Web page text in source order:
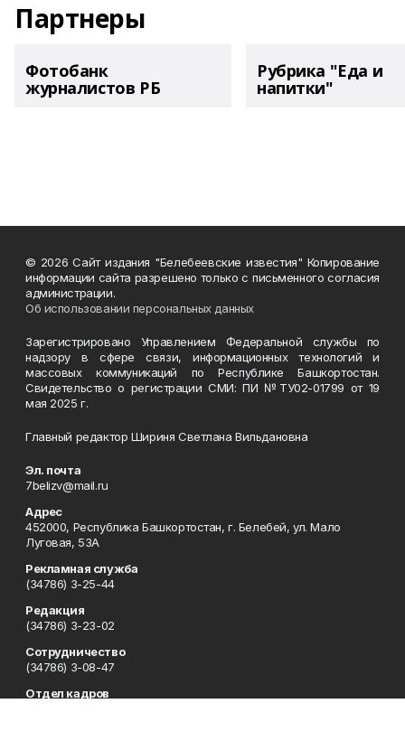
Партнеры
Фотобанк
журналистов РБ
Рубрика "Еда и
напитки"
© 2026 Сайт издания "Белебеевские известия" Копирование
информации сайта разрешено только с письменного согласия
администрации.
Об использовании персональных данных
Зарегистрировано Управлением Федеральной службы по
надзору в сфере связи, информационных технологий и
массовых коммуникаций по Республике Башкортостан.
Свидетельство о регистрации СМИ: ПИ №ТУ02-01799 от 19
мая 2025 г.
Главный редактор Шириня Светлана Вильдановна
Эл. почта
7belizv@mail.ru
Адрес
452000, Республика Башкортостан, г. Белебей, ул. Мало
Луговая, 53А
Рекламная служба
(34786) 3-25-44
Редакция
(34786) 3-23-02
Сотрудничество
(34786) 3-08-47
Отдел кадров